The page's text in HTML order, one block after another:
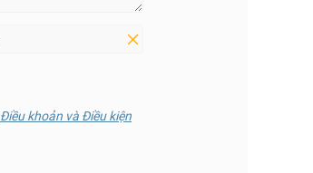
Điều khoản và Điều kiện